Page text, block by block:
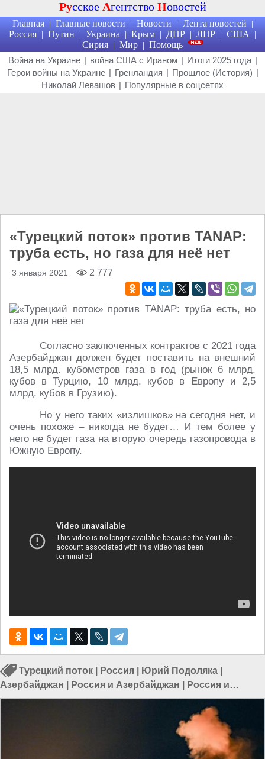
Русское Агентство Новостей
Главная | Главные новости | Новости | Лента новостей |
Россия | Путин | Украина | Крым | ДНР | ЛНР | США |
Сирия | Мир | Помощь
Война на Украине | война США с Ираном | Итоги 2025 года |
Герои войны на Украине | Гренландия | Прошлое (История) |
Николай Левашов | Популярные в соцсетях
«Турецкий поток» против TANAP:
труба есть, но газа для неё нет
3 января 2021 2 777
Согласно заключенных контрактов с 2021 года
Азербайджан должен будет поставить на внешний
18,5 млрд. кубометров газа в год (рынок 6 млрд.
кубов в Турцию, 10 млрд. кубов в Европу и 2,5
млрд. кубов в Грузию).
Но у него таких «излишков» на сегодня нет, и
очень похоже – никогда не будет… И тем более у
него не будет газа на вторую очередь газопровода в
Южную Европу.
Турецкий поток Россия Юрий Подоляка
Азербайджан
Россия и Азербайджан
Россия и
Европа|Россия и Евразия|Россия и Запад